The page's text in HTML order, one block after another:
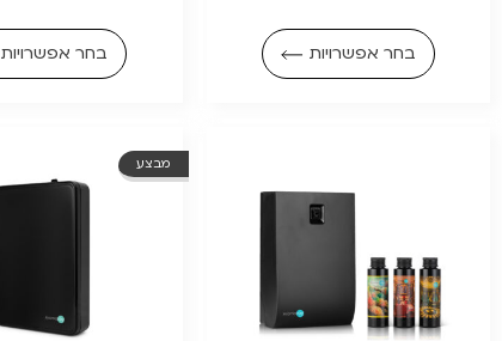
בחר אפשרויות בחר אפשרויות
מבצע